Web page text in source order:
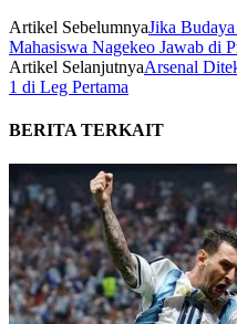
Artikel SebelumnyaJika
Mahasiswa Nagekeo Jawab di
Artikel SelanjutnyaArsenal
1 di Leg Pertama
BERITA TERKAIT